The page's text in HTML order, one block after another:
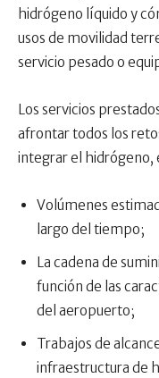
hidrógeno líquido y
usos de movilidad
servicio pesado o
Los servicios
afrontar todos los
integrar el hidrógeno,
Volúmenes
largo del tiempo;
La cadena de
función de las
del aeropuerto;
Trabajos de
infraestructura de